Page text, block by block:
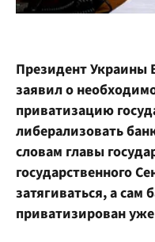
Президент Украины
заявил о
приватизацию
либерализовать
словам главы
государственного
затягиваться, а сам
приватизирован